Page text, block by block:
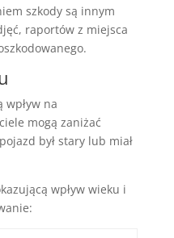
szkody są innym
raportów z miejsca
na
mogą zaniżać
był stary lub miał
wpływ wieku i